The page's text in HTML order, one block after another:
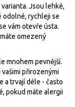
Jsou lehké,
odolné, rychleji se
vám otevře ústa.
omezený
mnohem pevnější.
přirozenými
a trvají déle - často
pokud máte alergii